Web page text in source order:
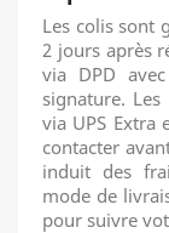
Les colis sont
2 jours après
via DPD
signature.
via UPS Extra
contacter
induit des
mode de
pour suivre